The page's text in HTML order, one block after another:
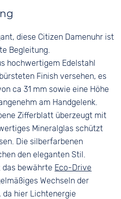
diese Citizen Damenuhr ist
Begleitung.
hochwertigem Edelstahl
Finish versehen, es
ca 31 mm sowie eine Höhe
am Handgelenk.
Zifferblatt überzeugt mit
Mineralglas schützt
Die silberfarbenen
den eleganten Stil.
das bewährte Eco-Drive
Wechseln der
hier Lichtenergie